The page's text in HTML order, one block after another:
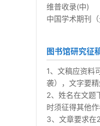
维普收录(中)
中国学术期刊
图书馆研究征
1、文稿应资料
袭），文字要精
2、姓名在文题
时须征得其他
3、文章要求在